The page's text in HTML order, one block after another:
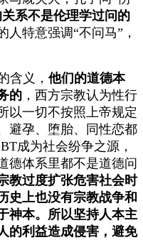
系不是伦理学过问的
人特意强调“不问马”，
含义， 他们的道德本
的 ，西方宗教认为性行
以一切不按照上帝规定
避孕、堕胎、同性恋都
成为社会纷争之源，
德体系里都不是道德问
教过度扩张危害社会时
史上也没有宗教战争和
神本。所以坚持人本主
的利益造成侵害，避免